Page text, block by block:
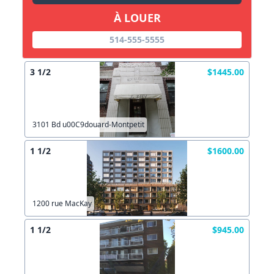
À LOUER
514-555-5555
3 1/2 $1445.00
3101 Bd u00C9douard-Montpetit
1 1/2 $1600.00
1200 rue MacKay
1 1/2 $945.00
X Fermer